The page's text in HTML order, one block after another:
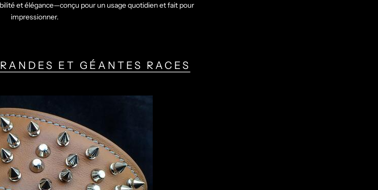
et élégance—conçu pour un usage quotidien et fait pour
impressionner.
ET GÉANTES RACES